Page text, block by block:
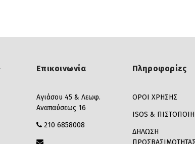
Επικοινωνία
Αγιάσου 45 & Λεωφ.
Αναπαύσεως 16
210 6858008
Πληροφορίες
ΟΡΟΙ ΧΡΗΣΗΣ
ISOS &
ΔΗΛΩΣΗ
ΠΡΟΣΒΑΣΙΜΟΤΗΤΑΣ